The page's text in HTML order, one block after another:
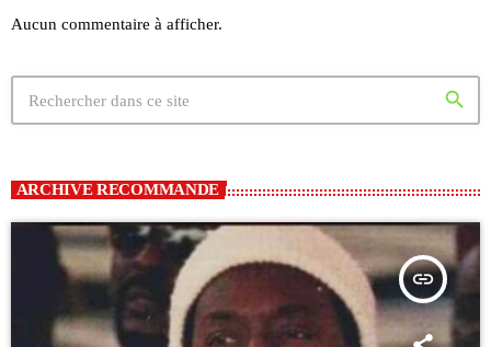
Aucun commentaire à afficher.
search
ARCHIVE RECOMMANDE
insert_link